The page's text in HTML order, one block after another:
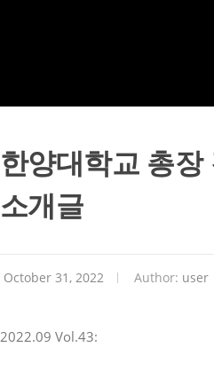
한양대학교 총
소개글
October 31, 2022 Author: user
2022.09 Vol.43: